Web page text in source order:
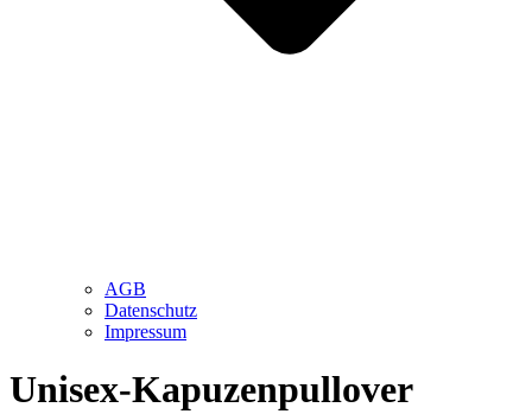
AGB
Datenschutz
Impressum
Unisex-Kapuzenpullover